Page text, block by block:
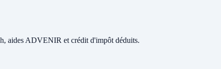
aides ADVENIR et crédit d'impôt déduits.